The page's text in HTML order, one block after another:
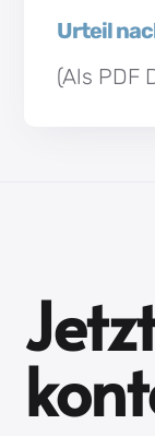
Urteil
(Als PDF